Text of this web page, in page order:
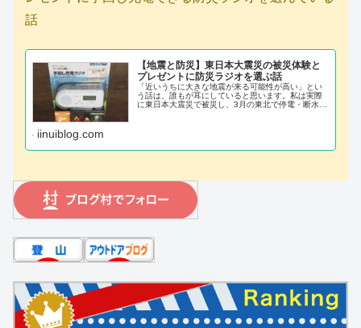
話
【地震と防災】東日本大震災の被災体験と
プレゼントに防災ラジオを選ぶ話
「近いうちに大きな地震が来る可能性が高い」とい
う話は、誰もが耳にしていると思います。私は実際
に東日本大震災で被災し、3月の東北で停電・断水生
iinuiblog.com